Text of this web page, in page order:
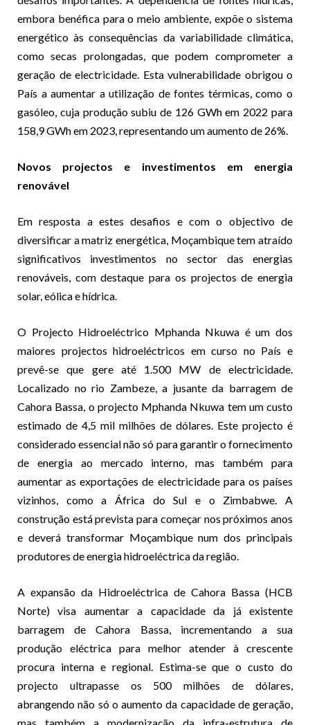
embora benéfica para o meio ambiente, expõe o sistema
energético às consequências da variabilidade climática,
como secas prolongadas, que podem comprometer a
geração de electricidade. Esta vulnerabilidade obrigou o
País a aumentar a utilização de fontes térmicas, como o
gasóleo, cuja produção subiu de 126 GWh em 2022 para
158,9 GWh em 2023, representando um aumento de 26%.
Novos projectos e investimentos em energia
renovável
Em resposta a estes desafios e com o objectivo de
diversificar a matriz energética, Moçambique tem atraído
significativos investimentos no sector das energias
renováveis, com destaque para os projectos de energia
solar, eólica e hídrica.
O Projecto Hidroeléctrico Mphanda Nkuwa é um dos
maiores projectos hidroeléctricos em curso no País e
prevê-se que gere até 1.500 MW de electricidade.
Localizado no rio Zambeze, a jusante da barragem de
Cahora Bassa, o projecto Mphanda Nkuwa tem um custo
estimado de 4,5 mil milhões de dólares. Este projecto é
considerado essencial não só para garantir o fornecimento
de energia ao mercado interno, mas também para
aumentar as exportações de electricidade para os países
vizinhos, como a África do Sul e o Zimbabwe. A
construção está prevista para começar nos próximos anos
e deverá transformar Moçambique num dos principais
produtores de energia hidroeléctrica da região.
A expansão da Hidroeléctrica de Cahora Bassa (HCB
Norte) visa aumentar a capacidade da já existente
barragem de Cahora Bassa, incrementando a sua
produção eléctrica para melhor atender à crescente
procura interna e regional. Estima-se que o custo do
projecto ultrapasse os 500 milhões de dólares,
abrangendo não só o aumento da capacidade de geração,